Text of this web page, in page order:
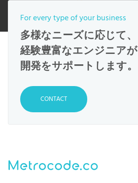
For every type of your business
多様なニーズに応じて、
経験豊富なエンジニアが
開発をサポートします。
CONTACT